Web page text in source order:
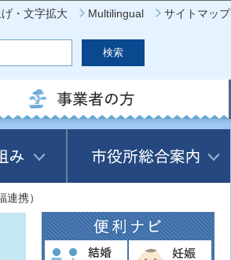
・文字拡大 Multilingual サイトマップ
携）